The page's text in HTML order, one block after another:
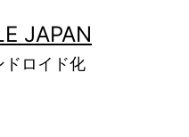
JAPAN
ドロイド化